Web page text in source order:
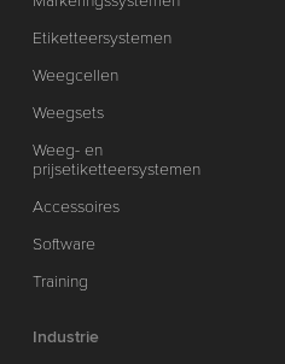
Etiketteersystemen
Weegcellen
Weegsets
Weeg- en
prijsetiketteersystemen
Accessoires
Software
Training
Industrie